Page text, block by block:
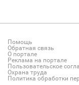
Помощь
Обратная связь
О портале
Реклама на портале
Пользовательское
Охрана труда
Политика обработки